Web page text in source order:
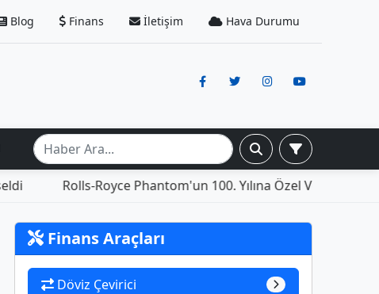
Blog Finans İletişim Hava Durumu
Rolls-Royce Phantom'un 100. Yılına Özel Versiyonu:
Finans Araçları
Döviz Çevirici